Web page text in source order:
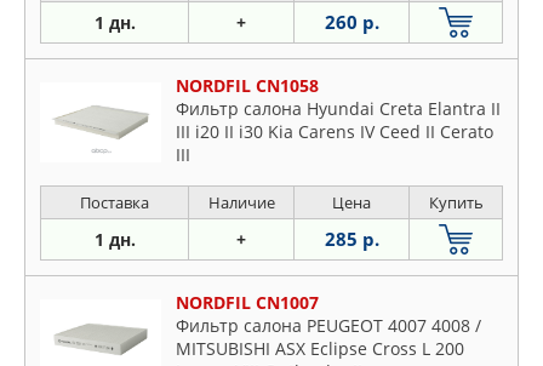
1 дн. + 260 р.
NORDFIL CN1058
Фильтр салона Hyundai Creta Elantra II
III i20 II i30 Kia Carens IV Ceed II Cerato
III
Поставка Наличие Цена Купить
1 дн. + 285 р.
NORDFIL CN1007
Фильтр салона PEUGEOT 4007 4008 /
MITSUBISHI ASX Eclipse Cross L 200